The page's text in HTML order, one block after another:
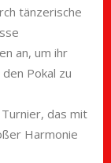
tänzerische
an, um ihr
Pokal zu
das mit
Harmonie